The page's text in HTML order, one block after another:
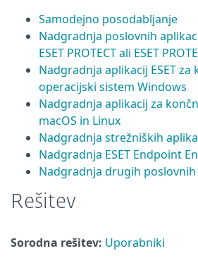
Samodejno posodabljanje
Nadgradnja poslovnih
ESET PROTECT ali ESET
Nadgradnja aplikacij ESET za
operacijski sistem Windows
Nadgradnja aplikacij za
macOS in Linux
Nadgradnja strežniških
Nadgradnja ESET Endpoint
Nadgradnja drugih poslovnih
Rešitev
Sorodna rešitev: Uporabniki